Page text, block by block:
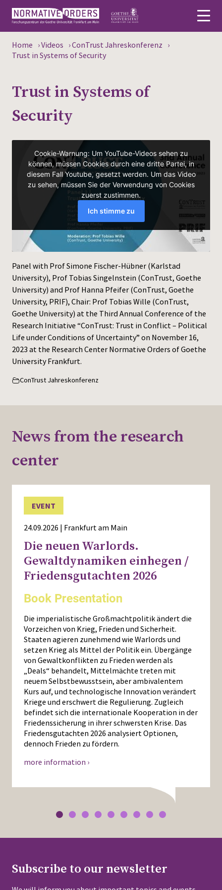
Deutsch
Research
Events
Publications
Press
Home ›Videos ›ConTrust Jahreskonferenz ›
Trust in Systems of Security
Trust in Systems of
Security
Panel with Prof Simone Fischer-Hübner (Karlstad
University), Prof Tobias Singelnstein (ConTrust, Goethe
University) and Prof Hanna Pfeifer (ConTrust, Goethe
University, PRIF), Chair: Prof Tobias Wille (ConTrust,
Goethe University) at the Third Annual Conference of the
Research Initiative “ConTrust: Trust in Conflict – Political
Life under Conditions of Uncertainty” on November 16,
2023 at the Research Center Normative Orders of Goethe
University Frankfurt.
ConTrust Jahreskonferenz
News from the research
center
EVENT
24.09.2026 | Frankfurt am Main
Die neuen Warlords.
Gewaltdynamiken einhegen /
Friedensgutachten 2026
Book Presentation
Die imperialistische Großmachtpolitik ändert die
Vorzeichen von Krieg, Frieden und Sicherheit.
Staaten agieren zunehmend wie Warlords und
setzen Krieg als Mittel der Politik ein. Übergänge
von Gewaltkonflikten zu Frieden werden als
„Deals“ behandelt, Mittelmächte treten mit
neuem Selbstbewusstsein, aber ambivalentem
Kurs auf, und technologische Innovation verändert
Kriege und erschwert die Regulierung. Zugleich
befindet sich die internationale Kooperation in der
Friedenssicherung in ihrer schwersten Krise. Das
Friedensgutachten 2026 analysiert Optionen,
dennoch Frieden zu fördern.
more information ›
Subscribe to our newsletter